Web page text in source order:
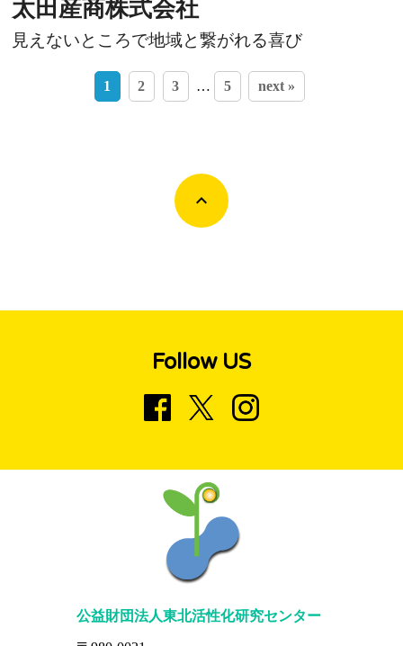
太田産商株式会社
見えないところで地域と繋がれる喜び
1 2 3 … 5 next »
Follow US
公益財団法人東北活性化研究センター